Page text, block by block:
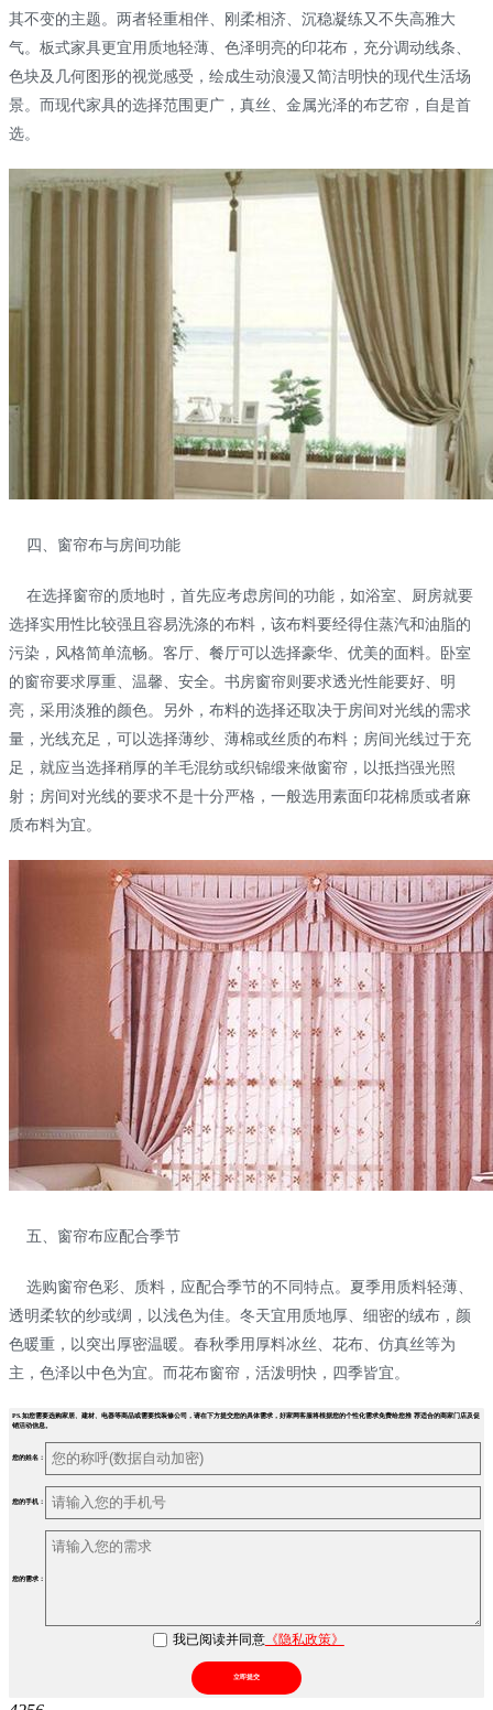
其不变的主题。两者轻重相伴、刚柔相济、沉稳凝练又不失高雅大
气。板式家具更宜用质地轻薄、色泽明亮的印花布，充分调动线条、
色块及几何图形的视觉感受，绘成生动浪漫又简洁明快的现代生活场
景。而现代家具的选择范围更广，真丝、金属光泽的布艺帘，自是首
选。
四、窗帘布与房间功能
在选择窗帘的质地时，首先应考虑房间的功能，如浴室、厨房就要
选择实用性比较强且容易洗涤的布料，该布料要经得住蒸汽和油脂的
污染，风格简单流畅。客厅、餐厅可以选择豪华、优美的面料。卧室
的窗帘要求厚重、温馨、安全。书房窗帘则要求透光性能要好、明
亮，采用淡雅的颜色。另外，布料的选择还取决于房间对光线的需求
量，光线充足，可以选择薄纱、薄棉或丝质的布料；房间光线过于充
足，就应当选择稍厚的羊毛混纺或织锦缎来做窗帘，以抵挡强光照
射；房间对光线的要求不是十分严格，一般选用素面印花棉质或者麻
质布料为宜。
五、窗帘布应配合季节
选购窗帘色彩、质料，应配合季节的不同特点。夏季用质料轻薄、
透明柔软的纱或绸，以浅色为佳。冬天宜用质地厚、细密的绒布，颜
色暖重，以突出厚密温暖。春秋季用厚料冰丝、花布、仿真丝等为
主，色泽以中色为宜。而花布窗帘，活泼明快，四季皆宜。
PS.如您需要选购家居、建材、电器等商品或需要找装修公司，请在下方提交您的具体需求，好家网客服将根据您的个性化需求免费给您推 荐适合的商家门店及促
销活动信息。
您的姓名：
您的手机：
您的需求：
我已阅读并同意《隐私政策》
立即提交